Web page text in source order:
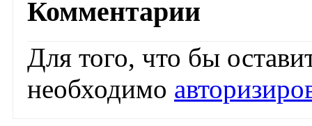
Комментарии
Для того, что бы
необходимо